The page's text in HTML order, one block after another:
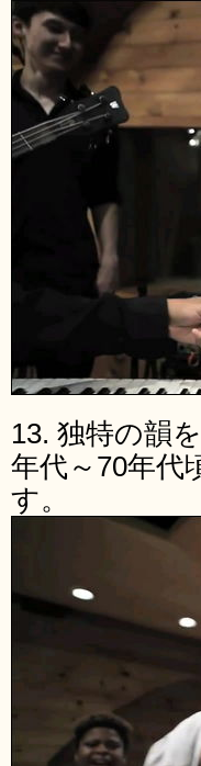
13. 独特の韻
年代～70年代
す。